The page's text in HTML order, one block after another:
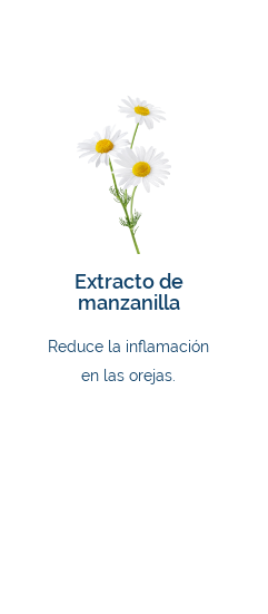
Extracto de
manzanilla
Reduce la inflamación
en las orejas.